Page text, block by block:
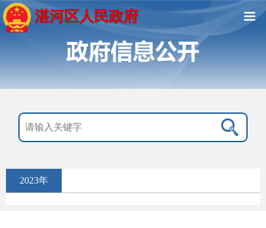
湛河区人民政府
2023年